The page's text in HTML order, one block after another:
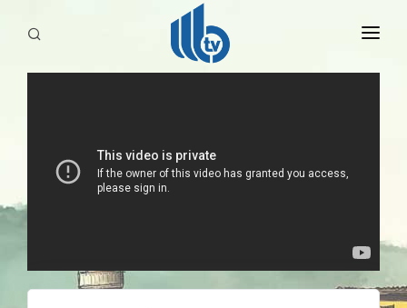
YAYINLARIMIZ